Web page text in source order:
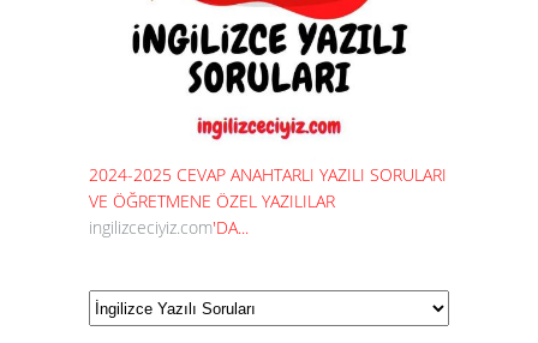
2024-2025 CEVAP ANAHTARLI YAZILI SORULARI
VE ÖĞRETMENE ÖZEL YAZILILAR
ingilizceciyiz.com'DA...